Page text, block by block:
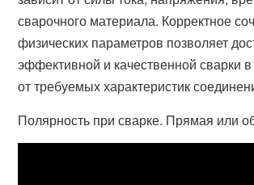
сварочного материала. Корректное
физических параметров позволяет
эффективной и качественной сварки
от требуемых характеристик
Полярность при сварке. Прямая или